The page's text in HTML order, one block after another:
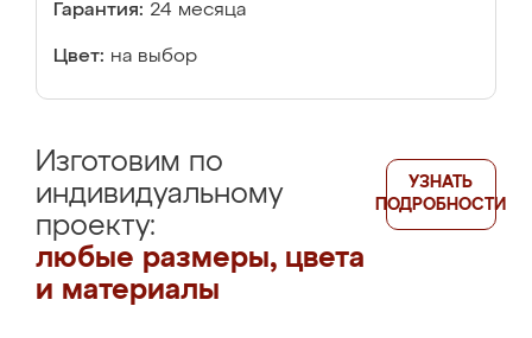
Гарантия: 24 месяца
Цвет: на выбор
Изготовим по
индивидуальному
проекту:
любые размеры, цвета
и материалы
УЗНАТЬ
ПОДРОБНОСТИ